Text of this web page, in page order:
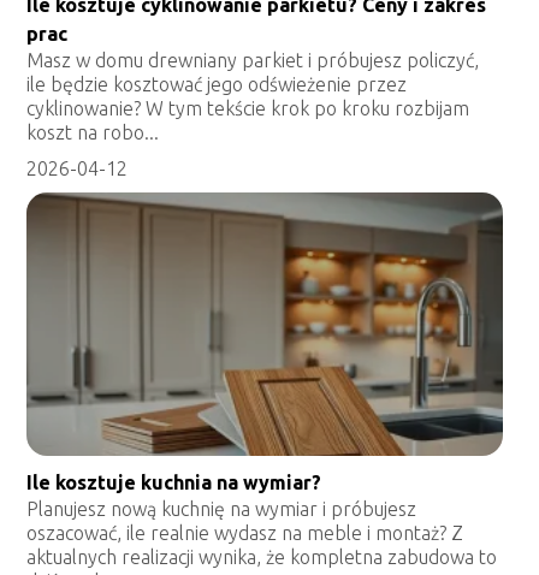
Ile kosztuje cyklinowanie parkietu? Ceny i zakres
prac
Masz w domu drewniany parkiet i próbujesz policzyć,
ile będzie kosztować jego odświeżenie przez
cyklinowanie? W tym tekście krok po kroku rozbijam
koszt na robo...
2026-04-12
Ile kosztuje kuchnia na wymiar?
Planujesz nową kuchnię na wymiar i próbujesz
oszacować, ile realnie wydasz na meble i montaż? Z
aktualnych realizacji wynika, że kompletna zabudowa to